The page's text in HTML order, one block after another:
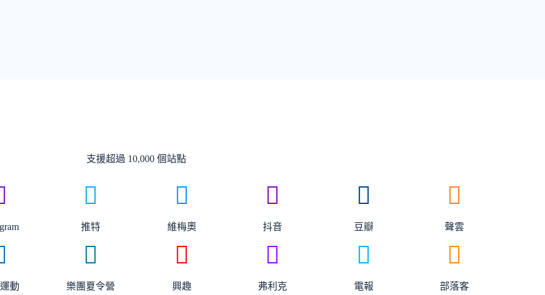
支援超過 10,000 個站點
推特 維梅奧 抖音 豆瓣 聲雲
動 樂團夏令營 興趣 弗利克 電報 部落客